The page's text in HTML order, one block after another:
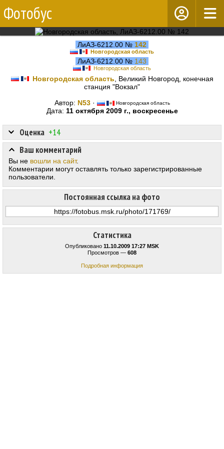
Фотобус
ЛиАЗ-6212.00 № 142
Новгородская область
ЛиАЗ-6212.00 № 143
Новгородская область
Новгородская область , Великий Новгород, конечная
станция "Вокзал"
Автор: N53· Новгородская область
Дата: 11 октября 2009 г., воскресенье
Статистика
Опубликовано 11.10.2009 17:27 MSK
Просмотров — 608
Подробная информация
Оценка +14
Постоянная ссылка на фото
Ваш комментарий
Вы не вошли на сайт.
Комментарии могут оставлять только зарегистрированные
пользователи.